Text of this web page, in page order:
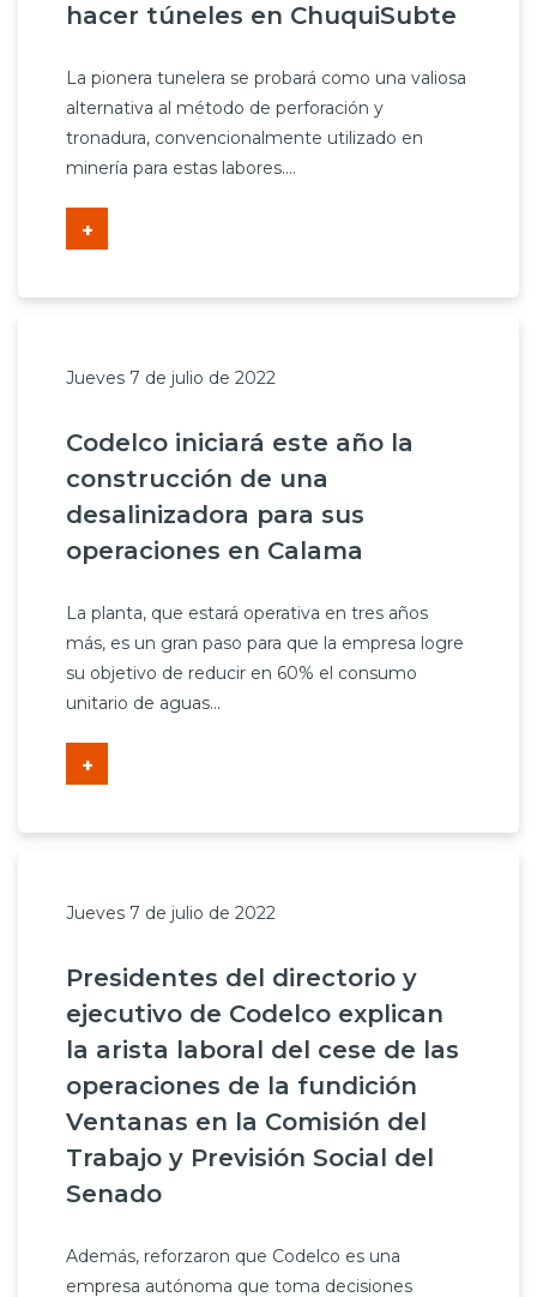
hacer túneles en ChuquiSubte
La pionera tunelera se probará como una valiosa
alternativa al método de perforación y
tronadura, convencionalmente utilizado en
minería para estas labores....
+
Jueves 7 de julio de 2022
Codelco iniciará este año la
construcción de una
desalinizadora para sus
operaciones en Calama
La planta, que estará operativa en tres años
más, es un gran paso para que la empresa logre
su objetivo de reducir en 60% el consumo
unitario de aguas...
+
Jueves 7 de julio de 2022
Presidentes del directorio y
ejecutivo de Codelco explican
la arista laboral del cese de las
operaciones de la fundición
Ventanas en la Comisión del
Trabajo y Previsión Social del
Senado
Además, reforzaron que Codelco es una
empresa autónoma que toma decisiones